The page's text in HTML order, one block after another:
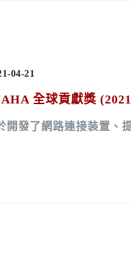
04-21
全球貢獻獎
開發了網路連接装置、